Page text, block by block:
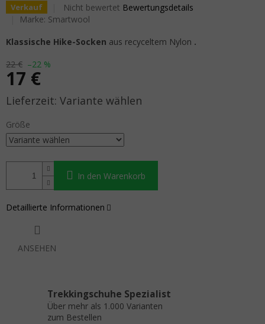
Verkauf Die durchschnittliche Produktbewertung ist 0,0 von
Nicht bewertet Bewertungsdetails
Marke: Smartwool
22 € –22 %
17 €
Verkaufspreis: Variante wählen
Größe
In den Warenkorb
Klassische Hike-Socken aus recyceltem Nylon .
Detaillierte Informationen
ANSEHEN
Trekkingschuhe Spezialist
Über mehr als 1.000 Varianten
zum Bestellen